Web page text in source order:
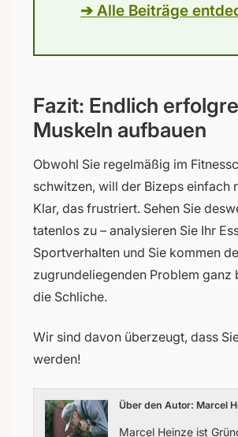
➔ Alle Beiträge
Fazit: Endlich
Muskeln aufbauen
Obwohl Sie regelmäßig im
schwitzen, will der Bizeps einfach
Klar, das frustriert. Sehen Sie
tatenlos zu – analysieren Sie Ihr
Sportverhalten und Sie kommen
zugrundeliegenden Problem ganz
die Schliche.
Wir sind davon überzeugt, dass
werden!
Über den Autor: Marcel
Marcel Heinze ist